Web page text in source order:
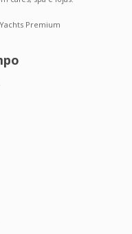
Premium